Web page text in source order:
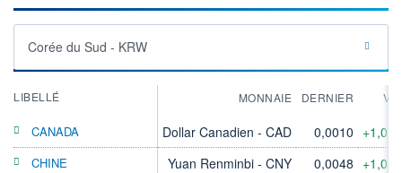
Corée du Sud - KRW
LIBELLÉ MONNAIE DERNIER
CANADA Dollar Canadien - CAD 0,0010
CHINE Yuan Renminbi - CNY 0,0048